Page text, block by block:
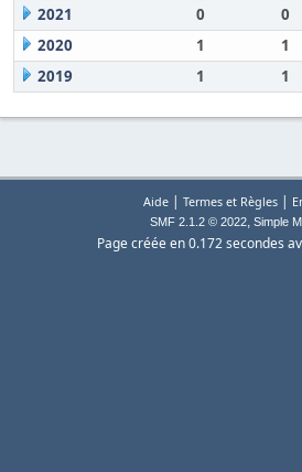
2021
0 0
2020
1 1
2019
1 1
Aide| Termes et Règles|
SMF 2.1.2 © 2022, Simple
Page créée en 0.172 secondes